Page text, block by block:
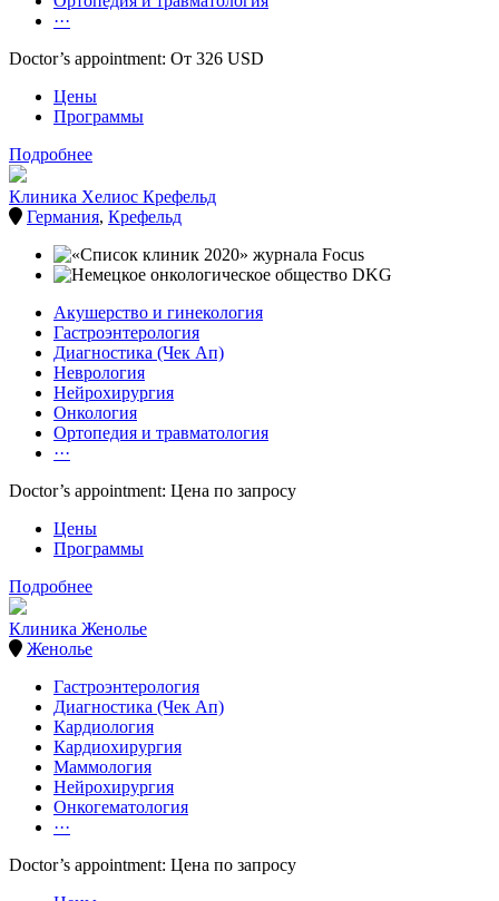
···
Doctor’s appointment: От 326 USD
Цены
Программы
Подробнее
Клиника Хелиос Крефельд
Германия, Крефельд
Акушерство и гинекология
Гастроэнтерология
Диагностика (Чек Ап)
Неврология
Нейрохирургия
Онкология
Ортопедия и травматология
···
Doctor’s appointment: Цена по запросу
Цены
Программы
Подробнее
Клиника Женолье
Женолье
Гастроэнтерология
Диагностика (Чек Ап)
Кардиология
Кардиохирургия
Маммология
Нейрохирургия
Онкогематология
···
Doctor’s appointment: Цена по запросу